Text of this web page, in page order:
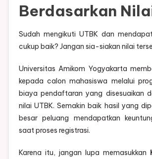
Berdasarkan
Sudah mengikuti UTBK dan
cukup baik? Jangan sia-siakan nilai
Universitas Amikom Yogyakarta
kepada calon mahasiswa melalui
biaya pendaftaran yang disesuaikan
nilai UTBK. Semakin baik hasil yang
besar peluang mendapatkan
saat proses registrasi.
Karena itu, jangan lupa memasukkan